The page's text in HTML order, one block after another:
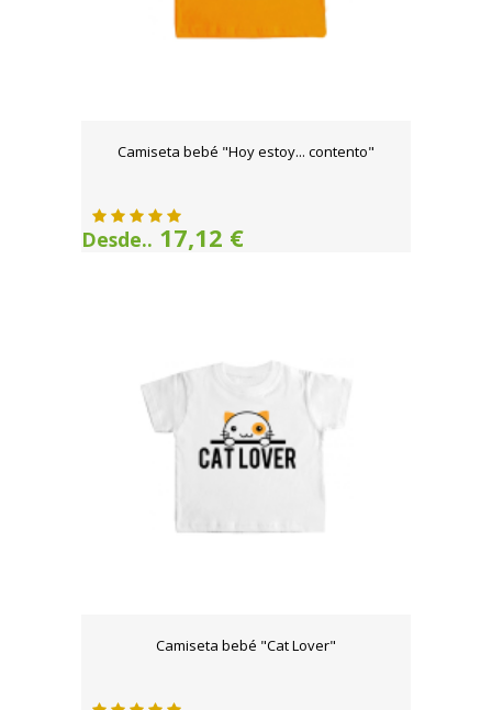
Camiseta bebé "Hoy estoy... contento"
Desde.. 17,12 €
Camiseta bebé "Cat Lover"